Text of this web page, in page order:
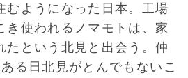
むようになった日本。工場
き使われるノマモトは、家
たという北見と出会う。仲
る日北見がとんでもないこ